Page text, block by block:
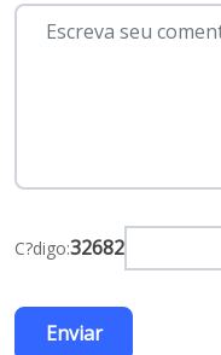
C?digo:32682